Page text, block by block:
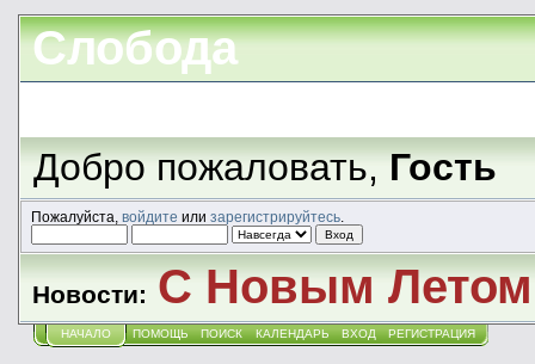
Слобода
Добро пожаловать,Гость
Пожалуйста, войдите или зарегистрируйтесь.
Новости: С Новым
НАЧАЛО ПОМОЩЬ ПОИСК КАЛЕНДАРЬ ВХОД РЕГИСТРАЦИЯ